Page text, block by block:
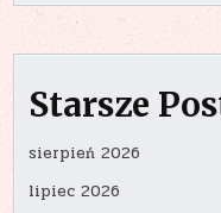
Starsze
sierpień 2026
lipiec 2026